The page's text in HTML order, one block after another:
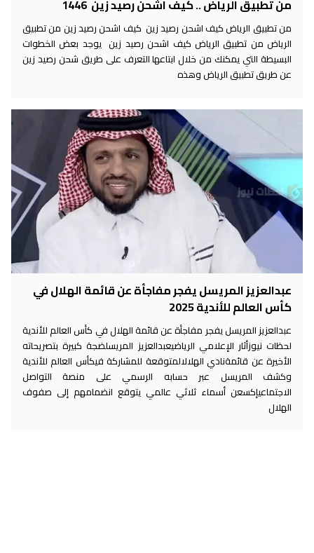
من تطبيق الرياض .. كيف اشحن رصيد زين 1446
من تطبيق الرياض كيف اشحن رصيد زين كيف اشحن رصيد زين من تطبيق
الرياض من تطبيق الرياض كيف اشحن رصيد زين يوجد بعض الخطوات
البسيطة التي يمكنك من خلال ابتاعها التعرف على طريق شحن رصيد زين
عن طريق تطبيق الرياض وهذه
عبدالعزيز المريسل يفجر مفاجأة عن قائمة الهلال في
كأس العالم للأندية 2025
عبدالعزيز المريسل يفجر مفاجأة عن قائمة الهلال في كأس العالم للأندية
لحظات نيوزأثار الإعلامي الرياضيعبدالعزيز المريسلضجة كبيرة بتصريحاته
الأخيرة عن قائمةنادي الهلالالمتوقعة للمشاركة فيكأس العالم للأندية
وكشف المريسل عبر حسابه الرسمي على منصة التواصل
الاجتماعيإكسعن أسماء ثلاثي عالمي يتوقع انضمامهم إلى صفوف
الهلال